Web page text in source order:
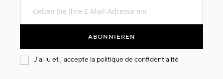
sich
an:
ABONNIEREN
J'ai lu et j'accepte la politique de confidentialité